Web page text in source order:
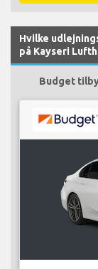
Hvilke
på Kayseri
Budget